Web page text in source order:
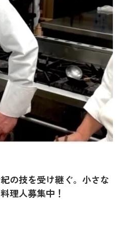
の技を受け継ぐ。小さな
理人募集中！